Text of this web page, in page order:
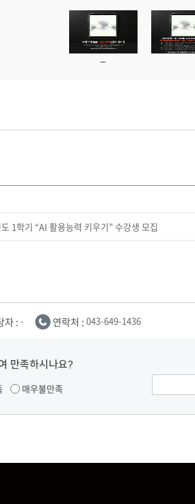
1학기 “AI 활용능력 키우기” 수강생 모집
자 : - 연락처 : 043-649-1436
만족하시나요?
매우불만족